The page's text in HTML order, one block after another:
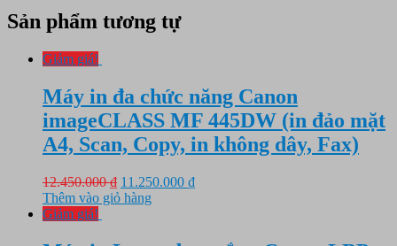
Sản phẩm tương tự
Giảm giá!
Máy in đa chức năng Canon
imageCLASS MF 445DW (in đảo mặt
A4, Scan, Copy, in không dây, Fax)
12.450.000₫ Giá
gốc
11.250.000 ₫Giá
Thêm vào giỏ hàng
Giảm giá!